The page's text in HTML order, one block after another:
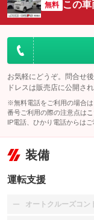
無料 この
お気軽にどうぞ。問合せ
ドレスは販売店に公開され
※無料電話をご利用の場合
番号ご利用の際の注意点は
IP電話、ひかり電話からはご
装備
運転支援
オートクルーズコン
：装備なし